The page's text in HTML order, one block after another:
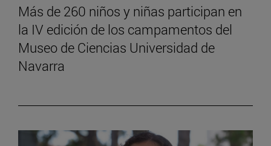
Más de 260 niños y niñas participan en
la IV edición de los campamentos del
Museo de Ciencias Universidad de
Navarra